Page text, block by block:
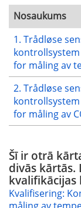
Nosaukums
1. Trådløse
for måling av
2. Trådløse
for måling av
Šī ir otrā
divās
kvalifikācijas
Kvalifisering: